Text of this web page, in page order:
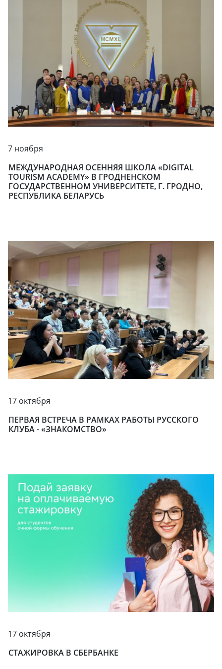
7 ноября
МЕЖДУНАРОДНАЯ ОСЕННЯЯ ШКОЛА «DIGITAL
TOURISM ACADEMY» В ГРОДНЕНСКОМ
ГОСУДАРСТВЕННОМ УНИВЕРСИТЕТЕ, Г. ГРОДНО,
РЕСПУБЛИКА БЕЛАРУСЬ
17 октября
ПЕРВАЯ ВСТРЕЧА В РАМКАХ РАБОТЫ РУССКОГО
КЛУБА - «ЗНАКОМСТВО»
17 октября
СТАЖИРОВКА В СБЕРБАНКЕ